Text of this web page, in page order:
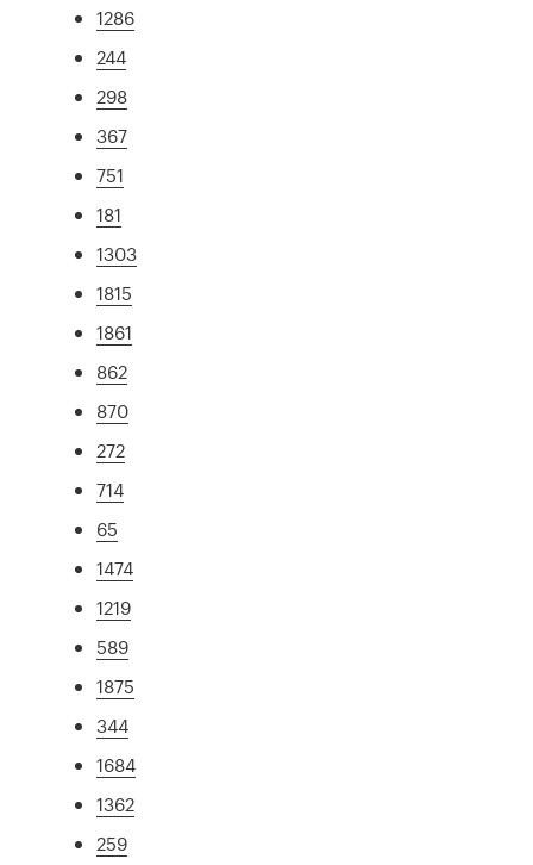
1286
244
298
367
751
181
1303
1815
1861
862
870
272
714
65
1474
1219
589
1875
344
1684
1362
259